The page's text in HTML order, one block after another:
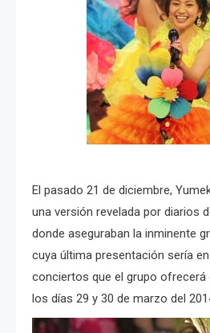
El pasado 21 de diciembre,
una versión revelada por diarios
donde aseguraban la inminente
cuya última presentación sería
conciertos que el grupo ofrecerá
los días 29 y 30 de marzo del